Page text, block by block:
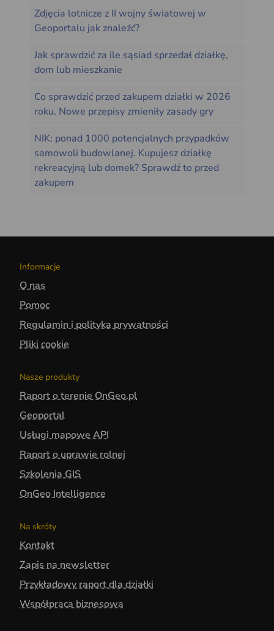
Zdjęcia lotnicze z II wojny światowej w
Geoportalu jak znaleźć?
Jak sprawdzić za ile sąsiad sprzedał działkę,
dom lub mieszkanie
Co sprawdzić przed zakupem działki w 2026
roku. Nowe przepisy zmieniły zasady gry
NIK: ponad 1000 potencjalnych przypadków
samowoli budowlanej. Kupujesz działkę
rekreacyjną lub domek? Sprawdź to przed
zakupem
Informacje
O nas
Pomoc
Regulamin i polityka prywatności
Pliki cookie
Nasze produkty
Raport o terenie OnGeo.pl
Geoportal
Usługi mapowe API
Raport o uprawie rolnej
Szkolenia GIS
OnGeo Intelligence
Na skróty
Kontakt
Zapis na newsletter
Przykładowy raport dla działki
Współpraca biznesowa